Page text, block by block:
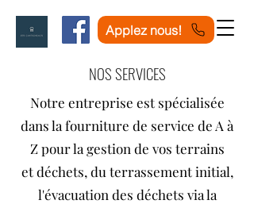
Applez nous!
NOS SERVICES
Notre entreprise est spécialisée
dans la fourniture de service de A à
Z pour la gestion de vos terrains
etdéchets, du terrassement initial,
l'évacuation des déchets via la